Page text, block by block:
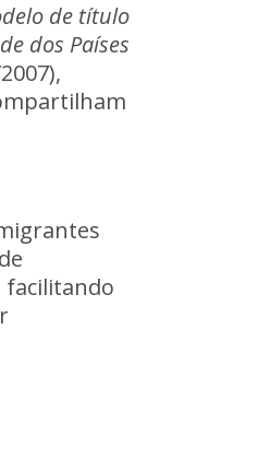
de título
dos Países
de
facilitando